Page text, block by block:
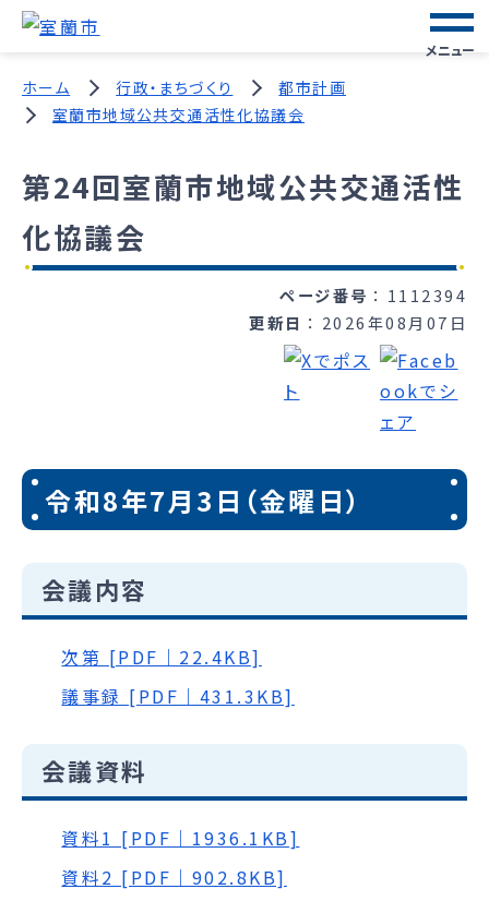
メニュー
ホーム 行政・まちづくり
都市計画
室蘭市地域公共交通活性化協議会
第24回室蘭市地域公共交通活性
化協議会
ページ番号
1112394
更新日
2026年08月07日
令和8年7月3日（金曜日）
会議内容
次第 [PDF｜22.4KB]
議事録 [PDF｜431.3KB]
会議資料
資料1 [PDF｜1936.1KB]
資料2 [PDF｜902.8KB]